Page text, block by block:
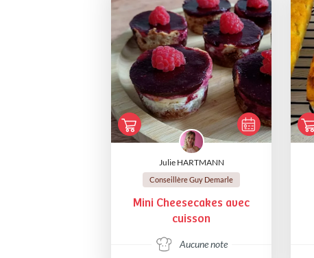
Julie HARTMANN
Conseillère Guy Demarle
Mini Cheesecakes avec
cuisson
Aucune note